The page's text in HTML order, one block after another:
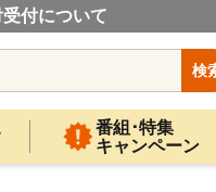
付について
検
番組･特集
キャンペーン